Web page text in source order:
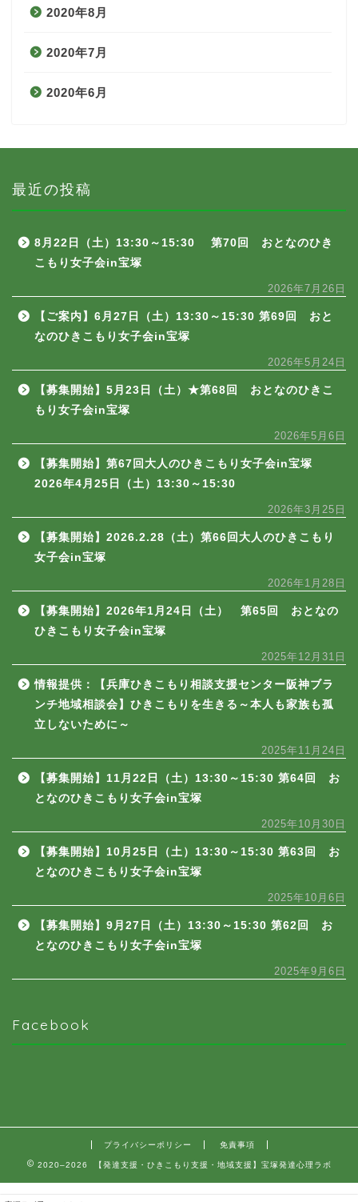
2020年8月
2020年7月
2020年6月
最近の投稿
8月22日（土）13:30～15:30 第70回 おとなのひき
こもり女子会in宝塚
2026年7月26日
【ご案内】6月27日（土）13:30～15:30 第69回 おと
なのひきこもり女子会in宝塚
2026年5月24日
【募集開始】5月23日（土）★第68回 おとなのひきこ
もり女子会in宝塚
2026年5月6日
【募集開始】第67回大人のひきこもり女子会in宝塚
2026年4月25日（土）13:30～15:30
2026年3月25日
【募集開始】2026.2.28（土）第66回大人のひきこもり
女子会in宝塚
2026年1月28日
【募集開始】2026年1月24日（土） 第65回 おとなの
ひきこもり女子会in宝塚
2025年12月31日
情報提供：【兵庫ひきこもり相談支援センター阪神ブラ
ンチ地域相談会】ひきこもりを生きる～本人も家族も孤
立しないために～
2025年11月24日
【募集開始】11月22日（土）13:30～15:30 第64回 お
となのひきこもり女子会in宝塚
2025年10月30日
【募集開始】10月25日（土）13:30～15:30 第63回 お
となのひきこもり女子会in宝塚
2025年10月6日
【募集開始】9月27日（土）13:30～15:30 第62回 お
となのひきこもり女子会in宝塚
2025年9月6日
Facebook
プライバシーポリシー 免責事項
2020–2026 【発達支援・ひきこもり支援・地域支援】宝塚発達心理ラボ